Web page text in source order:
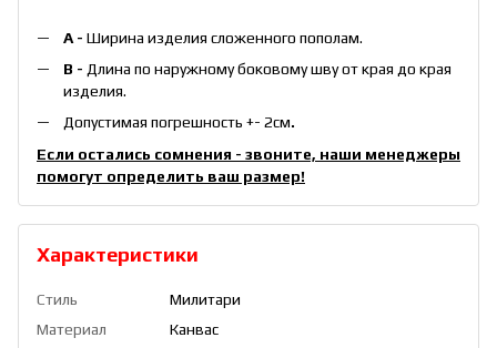
А - Ширина изделия сложенного пополам.
B - Длина по наружному боковому шву от края до края
изделия.
Допустимая погрешность +- 2см.
Если остались сомнения - звоните, наши менеджеры
помогут определить ваш размер!
Характеристики
Стиль
Милитари
Материал
Канвас